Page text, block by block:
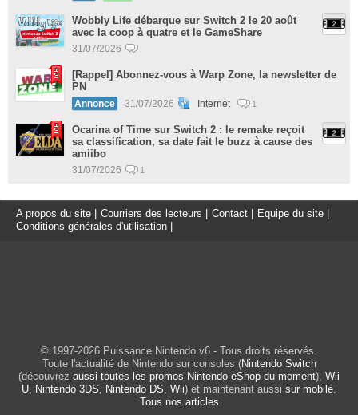
Wobbly Life débarque sur Switch 2 le 20 août
avec la coop à quatre et le GameShare
31/07/2026
[Rappel] Abonnez-vous à Warp Zone, la newsletter de
PN
Annonce 31/07/2026 Internet 1
Ocarina of Time sur Switch 2 : le remake reçoit
sa classification, sa date fait le buzz à cause des
amiibo
31/07/2026 1
A propos du site Courriers des lecteurs Contact Equipe du site
Conditions générales d'utilisation
© 1997-2026 Puissance Nintendo v6 - Tous droits réservés.
Toute l'actualité de Nintendo sur consoles (Nintendo Switch
(découvrez aussi toutes les promos Nintendo eShop du moment), Wii
U, Nintendo 3DS, Nintendo DS, Wii) et maintenant aussi sur mobile.
Tous nos articles